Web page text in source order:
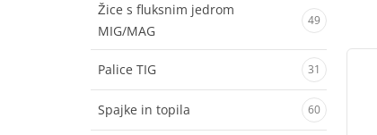
Žice s fluksnim jedrom
MIG/MAG
49
Palice TIG 31
Spajke in topila 60